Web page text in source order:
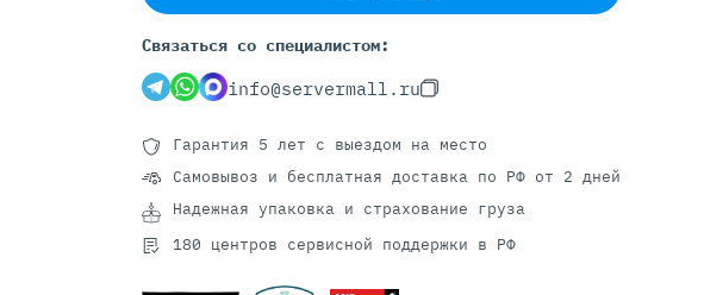
С GPU AMD
С 4 GPU
С 8 GPU
Связаться со специалистом:
info@servermall.ru
Гарантия 5 лет с выездом на место
Самовывоз и бесплатная доставка по РФ от 2 дней
Надежная упаковка и страхование груза
180 центров сервисной поддержки в РФ